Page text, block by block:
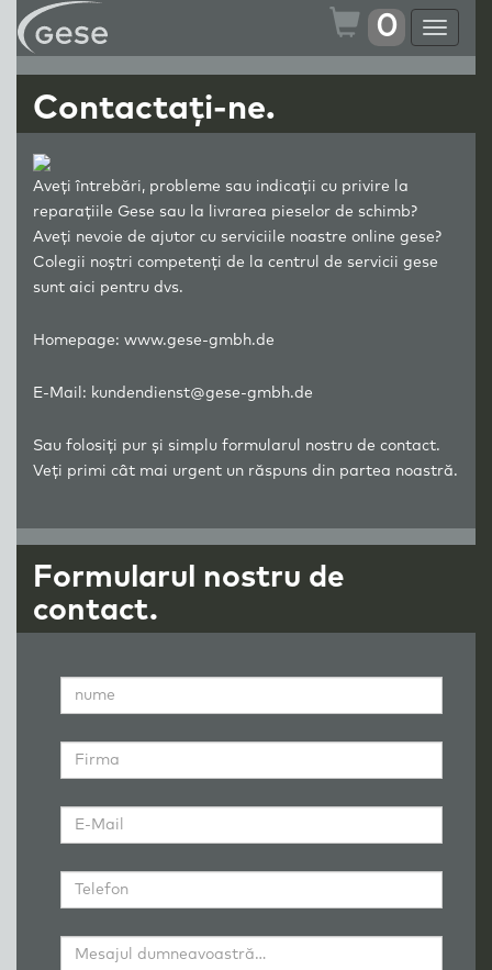
Toggle
0
Contactați-ne.
Aveți întrebări, probleme sau indicații cu privire la
reparațiile Gese sau la livrarea pieselor de schimb?
Aveți nevoie de ajutor cu serviciile noastre online gese?
Colegii noștri competenți de la centrul de servicii gese
sunt aici pentru dvs.
Homepage: www.gese-gmbh.de
E-Mail: kundendienst@gese-gmbh.de
Sau folosiți pur și simplu formularul nostru de contact.
Veți primi cât mai urgent un răspuns din partea noastră.
Formularul nostru de
contact.